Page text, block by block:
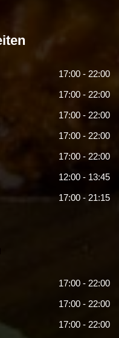
17:00 - 22:00
17:00 - 22:00
17:00 - 22:00
17:00 - 22:00
17:00 - 22:00
12:00 - 13:45
17:00 - 21:15
17:00 - 22:00
17:00 - 22:00
17:00 - 22:00